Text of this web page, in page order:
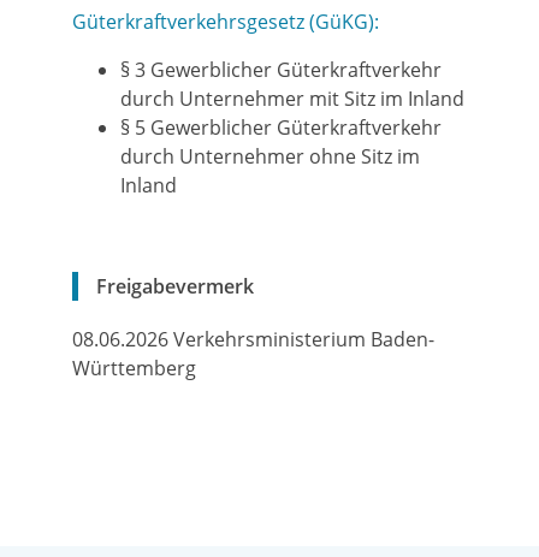
Güterkraftverkehrsgesetz (GüKG):
§ 3 Gewerblicher Güterkraftverkehr
durch Unternehmer mit Sitz im Inland
§ 5 Gewerblicher Güterkraftverkehr
durch Unternehmer ohne Sitz im
Inland
Freigabevermerk
08.06.2026 Verkehrsministerium Baden-
Württemberg